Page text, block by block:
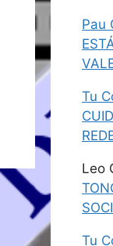
Pau
Tu
Leo
Tu